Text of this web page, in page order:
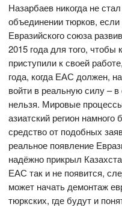
Назарбаев никогда не
объединении тюрков,
Евразийского союза
2015 года для того, чтобы
приступили к своей
года, когда ЕАС должен,
войти в реальную силу –
нельзя. Мировые
азиатский регион
средство от подобных
реальное появление
надёжно прикрыл
ЕАС так и не появится,
может начать демонтаж
тюркских, где будут и